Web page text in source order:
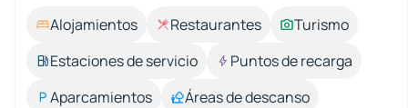
Alojamientos Restaurantes
Turismo
Estaciones de servicio
Puntos de recarga
Aparcamientos
Áreas de descanso